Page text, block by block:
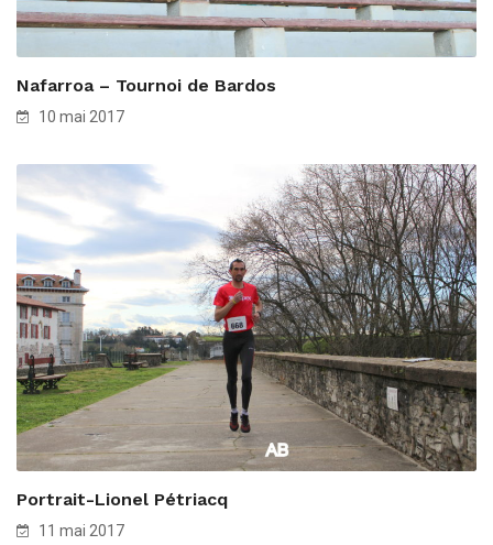
Nafarroa – Tournoi de Bardos
10 mai 2017
Portrait-Lionel Pétriacq
11 mai 2017